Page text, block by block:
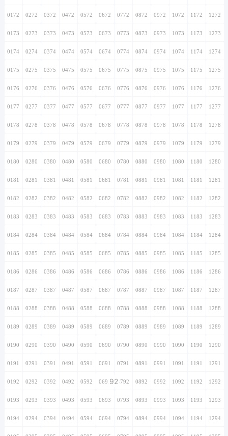
0172 0272 0372 0472 0572 0672 0772 0872 0972 1072 1172 1272
0173 0273 0373 0473 0573 0673 0773 0873 0973 1073 1173 1273
0174 0274 0374 0474 0574 0674 0774 0874 0974 1074 1174 1274
0175 0275 0375 0475 0575 0675 0775 0875 0975 1075 1175 1275
0176 0276 0376 0476 0576 0676 0776 0876 0976 1076 1176 1276
0177 0277 0377 0477 0577 0677 0777 0877 0977 1077 1177 1277
0178 0278 0378 0478 0578 0678 0778 0878 0978 1078 1178 1278
0179 0279 0379 0479 0579 0679 0779 0879 0979 1079 1179 1279
0180 0280 0380 0480 0580 0680 0780 0880 0980 1080 1180 1280
0181 0281 0381 0481 0581 0681 0781 0881 0981 1081 1181 1281
0182 0282 0382 0482 0582 0682 0782 0882 0982 1082 1182 1282
0183 0283 0383 0483 0583 0683 0783 0883 0983 1083 1183 1283
0184 0284 0384 0484 0584 0684 0784 0884 0984 1084 1184 1284
0185 0285 0385 0485 0585 0685 0785 0885 0985 1085 1185 1285
0186 0286 0386 0486 0586 0686 0786 0886 0986 1086 1186 1286
0187 0287 0387 0487 0587 0687 0787 0887 0987 1087 1187 1287
0188 0288 0388 0488 0588 0688 0788 0888 0988 1088 1188 1288
0189 0289 0389 0489 0589 0689 0789 0889 0989 1089 1189 1289
0190 0290 0390 0490 0590 0690 0790 0890 0990 1090 1190 1290
0191 0291 0391 0491 0591 0691 0791 0891 0991 1091 1191 1291
0192 0292 0392 0492 0592 0692920792 0892 0992 1092 1192 1292
0193 0293 0393 0493 0593 0693 0793 0893 0993 1093 1193 1293
0194 0294 0394 0494 0594 0694 0794 0894 0994 1094 1194 1294